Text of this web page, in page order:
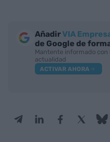
AñadirVIA
de Google de
Mantente informado
actualidad
ACTIVAR AHORA